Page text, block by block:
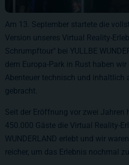
Am 13. September startete die
Version unseres Virtual Reality-
Schrumpftour" bei YULLBE
dem Europa-Park in Rust haben
Abenteuer technisch und inhaltlich
gebracht.
Seit der Eröffnung vor zwei Jahren
450.000 Gäste die Virtual Reality-
WUNDERLAND erlebt und wir
reicher, um das Erlebnis nochmal